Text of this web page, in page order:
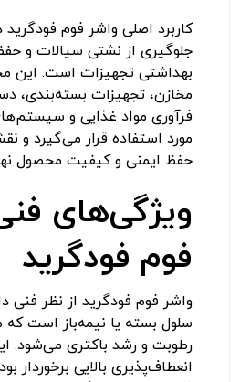
کاربرد اصلی واشر فوم فودگرید
جلوگیری از نشتی سیالات و
بهداشتی تجهیزات است. این
مخازن، تجهیزات بسته‌بندی،
فرآوری مواد غذایی و
مورد استفاده قرار می‌گیرد و
حفظ ایمنی و کیفیت محصول
ویژگی‌های
فوم فودگرید
واشر فوم فودگرید از نظر فنی
سلول بسته یا نیمه‌باز است
رطوبت و رشد باکتری می‌شود.
انعطاف‌پذیری بالایی برخوردار